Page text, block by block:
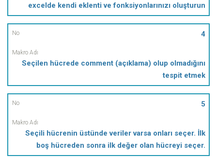
excelde kendi eklenti ve fonksiyonlarınızı oluşturun
4
Seçilen hücrede comment (açıklama) olup olmadığını
tespit etmek
5
Seçili hücrenin üstünde veriler varsa onları seçer. İlk
boş hücreden sonra ilk değer olan hücreyi seçer.